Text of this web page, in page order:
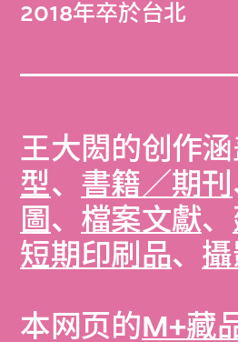
2018年卒於台北
王大閎的创作
型、 書籍／期刊
圖、 檔案文獻、
短期印刷品、
本网页的M+藏